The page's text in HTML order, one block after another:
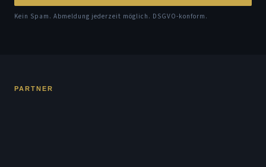
Kein Spam. Abmeldung jederzeit möglich. DSGVO-konform.
PARTNER